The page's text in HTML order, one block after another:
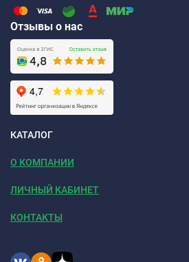
Отзывы о нас
КАТАЛОГ
О КОМПАНИИ
ЛИЧНЫЙ КАБИНЕТ
КОНТАКТЫ